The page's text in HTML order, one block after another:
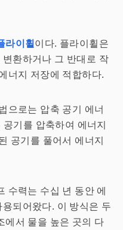
라이휠이다. 플라이휠은
환하거나 그 반대로 작
너지 저장에 적합하다.
으로는 압축 공기 에너
기를 압축하여 에너지
공기를 풀어서 에너지
수력는 수십 년 동안 에
되어왔다. 이 방식은 두
에서 물을 높은 곳의 다